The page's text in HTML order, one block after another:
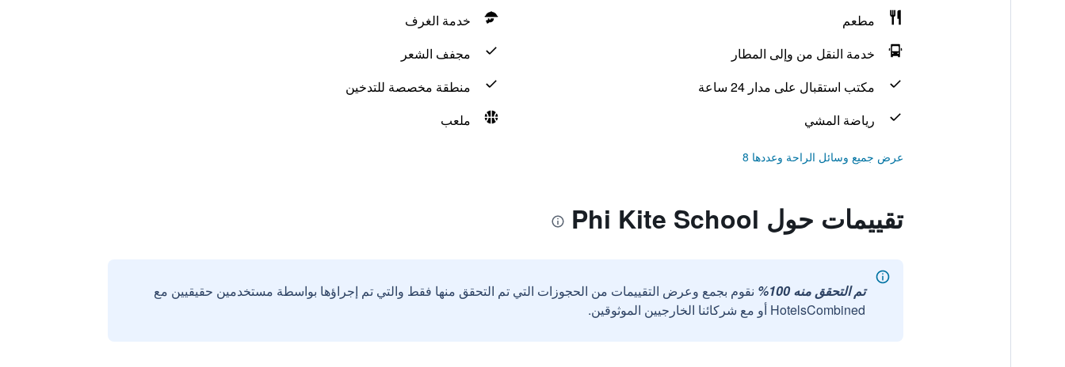
مطعم
خدمة الغرف
خدمة النقل من وإلى المطار
مجفف الشعر
مكتب استقبال على مدار 24 ساعة
منطقة مخصصة للتدخين
رياضة المشي
ملعب
عرض جميع وسائل الراحة وعددها 8
تقييمات حول Phi Kite School
تم التحقق منه 100%
نقوم بجمع وعرض التقييمات من الحجوزات التي تم التحقق منها فقط والتي تم إجراؤها بواسطة مستخدمين حقيقيين مع
HotelsCombined أو مع شركائنا الخارجيين الموثوقين.